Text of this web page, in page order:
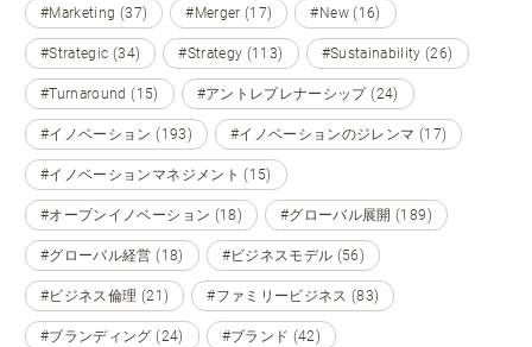
#Marketing (37) #Merger (17) #New (16)
#Strategic (34) #Strategy (113) #Sustainability (26)
#Turnaround (15) #アントレプレナーシップ (24)
#イノベーション (193) #イノベーションのジレンマ (17)
#イノベーションマネジメント (15)
#オープンイノベーション (18) #グローバル展開 (189)
#グローバル経営 (18) #ビジネスモデル (56)
#ビジネス倫理 (21) #ファミリービジネス (83)
#ブランディング (24) #ブランド (42)